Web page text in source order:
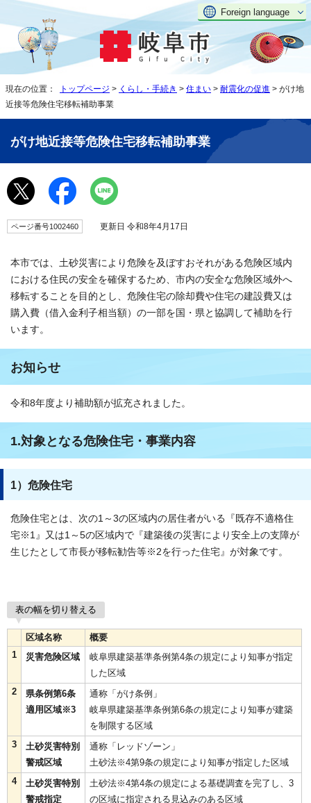
Foreign language
現在の位置： トップページ > くらし・手続き > 住まい > 耐震化の促進 > がけ地
近接等危険住宅移転補助事業
がけ地近接等危険住宅移転補助事業
ページ番号1002460 更新日 令和8年4月17日
本市では、土砂災害により危険を及ぼすおそれがある危険区域内
における住民の安全を確保するため、市内の安全な危険区域外へ
移転することを目的とし、危険住宅の除却費や住宅の建設費又は
購入費（借入金利子相当額）の一部を国・県と協調して補助を行
います。
お知らせ
令和8年度より補助額が拡充されました。
1.対象となる危険住宅・事業内容
1）危険住宅
危険住宅とは、次の1～3の区域内の居住者がいる『既存不適格住
宅※1』又は1～5の区域内で『建築後の災害により安全上の支障が
生じたとして市長が移転勧告等※2を行った住宅』が対象です。
表の幅を切り替える
区域名称
概要
1
災害危険区域
岐阜県建築基準条例第4条の規定により知事が指定
した区域
2
県条例第6条
適用区域※3
通称「がけ条例」
岐阜県建築基準条例第6条の規定により知事が建築
を制限する区域
3
土砂災害特別
警戒区域
通称「レッドゾーン」
土砂法※4第9条の規定により知事が指定した区域
4
土砂災害特別
警戒指定
土砂法※4第4条の規定による基礎調査を完了し、3
の区域に指定される見込みのある区域